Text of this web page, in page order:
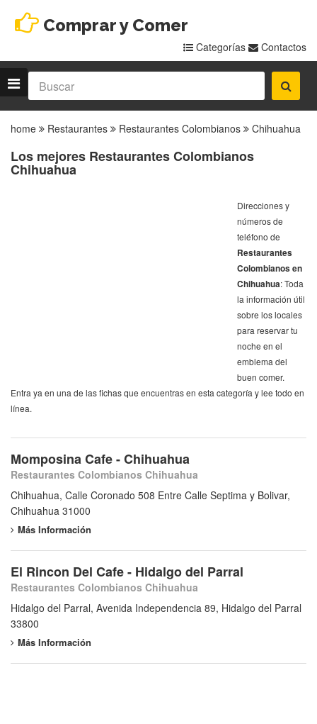
Comprar y Comer
Categorías Contactos
home Restaurantes Restaurantes Colombianos Chihuahua
Los mejores Restaurantes Colombianos
Chihuahua
Direcciones y
números de
teléfono de
Restaurantes
Colombianos en
Chihuahua: Toda
la información útil
sobre los locales
para reservar tu
noche en el
emblema del
buen comer.
Entra ya en una de las fichas que encuentras en esta categoría y lee todo en
línea.
Momposina Cafe - Chihuahua
Restaurantes Colombianos Chihuahua
Chihuahua, Calle Coronado 508 Entre Calle Septima y Bolivar,
Chihuahua 31000
Más Información
El Rincon Del Cafe - Hidalgo del Parral
Restaurantes Colombianos Chihuahua
Hidalgo del Parral, Avenida Independencia 89, Hidalgo del Parral
33800
Más Información